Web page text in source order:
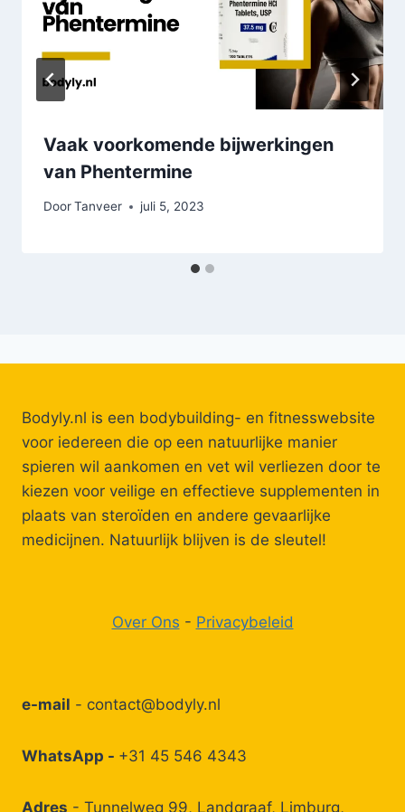
Vaak voorkomende bijwerkingen
van Phentermine
DoorTanveer juli 5, 2023
Bodyly.nl is een bodybuilding- en fitnesswebsite
voor iedereen die op een natuurlijke manier
spieren wil aankomen en vet wil verliezen door te
kiezen voor veilige en effectieve supplementen in
plaats van steroïden en andere gevaarlijke
medicijnen. Natuurlijk blijven is de sleutel!
Over Ons - Privacybeleid
e-mail - contact@bodyly.nl
WhatsApp - +31 45 546 4343
Adres - Tunnelweg 99, Landgraaf, Limburg,